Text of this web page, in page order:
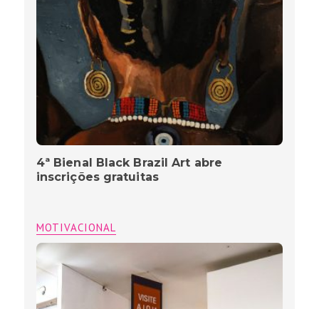
4ª Bienal Black Brazil Art abre
inscrições gratuitas
MOTIVACIONAL